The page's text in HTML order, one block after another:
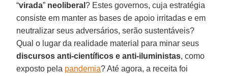
“virada” neoliberal? Estes governos, cuja estratégia
consiste em manter as bases de apoio irritadas e em
neutralizar seus adversários, serão sustentáveis?
Qual o lugar da realidade material para minar seus
discursos anti-científicos e anti-iluministas, como
exposto pela pandemia? Até agora, a receita foi